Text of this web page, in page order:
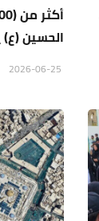
الحسين (ع)